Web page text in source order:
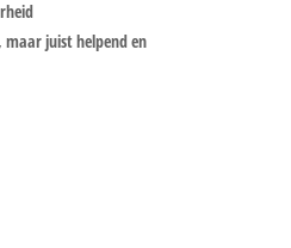
maar juist helpend en